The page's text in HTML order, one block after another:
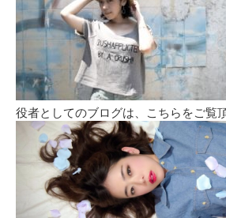
役者としてのブログは、こちらをご覧